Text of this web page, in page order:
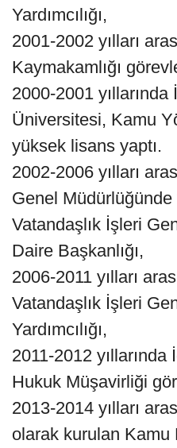
Yardımcılığı,
2001-2002 yılları
Kaymakamlığı
2000-2001
Üniversitesi, Kamu
yüksek lisans yaptı.
2002-2006 yılları
Genel
Vatandaşlık İşleri
Daire Başkanlığı,
2006-2011 yılları
Vatandaşlık İşleri
Yardımcılığı,
2011-2012 yıllarında
Hukuk Müşavirliği
2013-2014 yılları
olarak kurulan Kamu